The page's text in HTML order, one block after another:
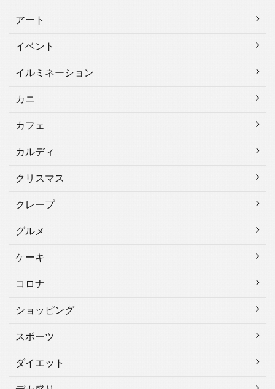
アート
イベント
イルミネーション
カニ
カフェ
カルディ
クリスマス
クレープ
グルメ
ケーキ
コロナ
ショッピング
スポーツ
ダイエット